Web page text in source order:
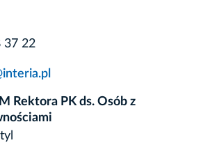
37 22
Rektora PK ds. Osób z